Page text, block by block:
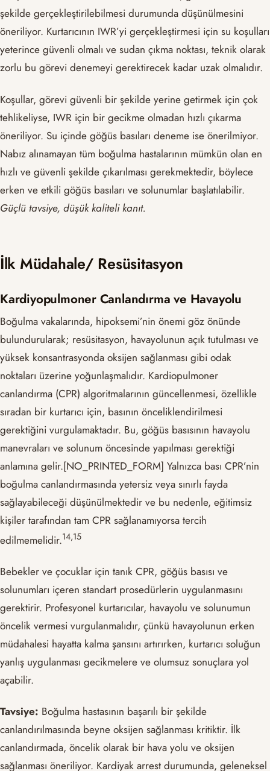
şekilde gerçekleştirilebilmesi durumunda düşünülmesini
öneriliyor. Kurtarıcının IWR’yi gerçekleştirmesi için su koşulları
yeterince güvenli olmalı ve sudan çıkma noktası, teknik olarak
zorlu bu görevi denemeyi gerektirecek kadar uzak olmalıdır.
Koşullar, görevi güvenli bir şekilde yerine getirmek için çok
tehlikeliyse, IWR için bir gecikme olmadan hızlı çıkarma
öneriliyor. Su içinde göğüs basıları deneme ise önerilmiyor.
Nabız alınamayan tüm boğulma hastalarının mümkün olan en
hızlı ve güvenli şekilde çıkarılması gerekmektedir, böylece
erken ve etkili göğüs basıları ve solunumlar başlatılabilir.
Güçlü tavsiye, düşük kaliteli kanıt.
İlk Müdahale/ Resüsitasyon
Kardiyopulmoner Canlandırma ve Havayolu
Boğulma vakalarında, hipoksemi’nin önemi göz önünde
bulundurularak; resüsitasyon, havayolunun açık tutulması ve
yüksek konsantrasyonda oksijen sağlanması gibi odak
noktaları üzerine yoğunlaşmalıdır. Kardiopulmoner
canlandırma (CPR) algoritmalarının güncellenmesi, özellikle
sıradan bir kurtarıcı için, basının önceliklendirilmesi
gerektiğini vurgulamaktadır. Bu, göğüs basısının havayolu
manevraları ve solunum öncesinde yapılması gerektiği
anlamına gelir.​[NO_PRINTED_FORM]​ Yalnızca bası CPR’nin
boğulma canlandırmasında yetersiz veya sınırlı fayda
sağlayabileceği düşünülmektedir ve bu nedenle, eğitimsiz
kişiler tarafından tam CPR sağlanamıyorsa tercih
edilmemelidir.​14,15​
Bebekler ve çocuklar için tanık CPR, göğüs basısı ve
solunumları içeren standart prosedürlerin uygulanmasını
gerektirir. Profesyonel kurtarıcılar, havayolu ve solunumun
öncelik vermesi vurgulanmalıdır, çünkü havayolunun erken
müdahalesi hayatta kalma şansını artırırken, kurtarıcı soluğun
yanlış uygulanması gecikmelere ve olumsuz sonuçlara yol
açabilir.
Tavsiye: Boğulma hastasının başarılı bir şekilde
canlandırılmasında beyne oksijen sağlanması kritiktir. İlk
canlandırmada, öncelik olarak bir hava yolu ve oksijen
sağlanması öneriliyor. Kardiyak arrest durumunda, geleneksel